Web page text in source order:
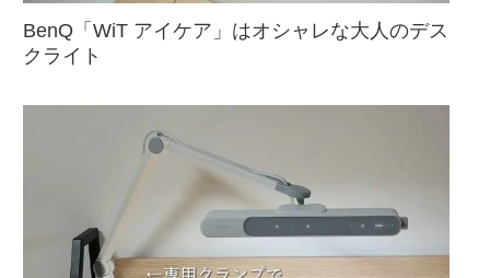
BenQ「WiT アイケア」はオシャレな大人のデス
クライト